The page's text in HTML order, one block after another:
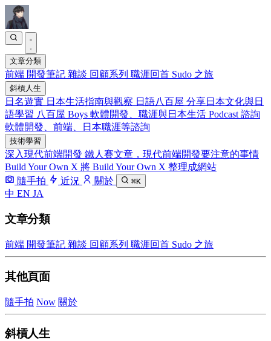
文章分類
前端 開發筆記 雜談 回顧系列 職涯回首 Sudo 之旅
斜槓人生
日名遊實 日本生活指南與觀察 日語八百屋 分享日本文化與日
語學習 八百屋 Boys 軟體開發、職涯與日本生活 Podcast 諮詢
軟體開發、前端、日本職涯等諮詢
技術學習
深入現代前端開發 鐵人賽文章，現代前端開發要注意的事情
Build Your Own X 將 Build Your Own X 整理成網站
隨手拍
近況 關於 ⌘K
中 EN JA
文章分類
前端 開發筆記 雜談 回顧系列 職涯回首 Sudo 之旅
其他頁面
隨手拍 Now 關於
斜槓人生